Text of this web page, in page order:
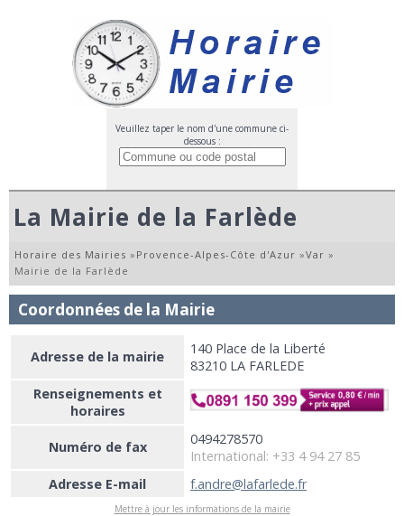
Veuillez taper le nom d'une commune ci-
dessous :
La Mairie de la Farlède
Horaire des Mairies » Provence-Alpes-Côte d'Azur »Var »
Mairie de la Farlède
Coordonnées de la Mairie
Adresse de la mairie
140 Place de la Liberté
83210 LA FARLEDE
Renseignements et
horaires
Numéro de fax
0494278570
International: +33 4 94 27 85
Adresse E-mail
f.andre@lafarlede.fr
Mettre à jour les informations de la mairie